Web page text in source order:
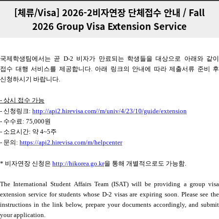
[체류/Visa] 2026-2비자연장 단체접수 안내 / Fall
2026 Group Visa Extension Service
국제학생팀에서는 곧 D-2 비자가 만료되는 학생들을 대상으로 아래와 같이
접수 대행 서비스를 제공합니다. 아래 링크의 안내에 따라 제출서류 준비 후
신청하시기 바랍니다
- 상시 접수 가능
- 신청링크 : http://api2.hirevisa.com//m/univ/4/23/10/guide/extension
- 수수료 : 75,000원
- 소요시간: 약 4~5주
- 문의 : https://api2.hirevisa.com/m/helpcenter
* 비자연장 신청은 http://hikorea.go.kr을 통해 개별적으로도 가능함
The International Student Affairs Team (ISAT) will be providing a group visa
extension service for students whose D-2 visas are expiring soon. Please see the
instructions in the link below, prepare your documents accordingly, and submit
your application.